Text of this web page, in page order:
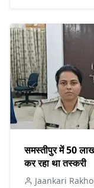
समस्तीपुर में 50
कर रहा था तस्करी
Jaankari Rakho